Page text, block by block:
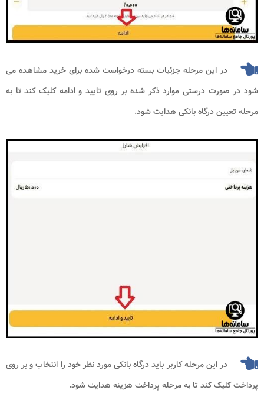
در این مرحله جزئیات بسته درخواست شده برای خرید مشاهده می
شود در صورت درستی موارد ذکر شده بر روی تایید و ادامه کلیک کند تا به
مرحله تعیین درگاه بانکی هدایت شود.
در این مرحله کاربر باید درگاه بانکی مورد نظر خود را انتخاب و بر روی
پرداخت کلیک کند تا به مرحله پرداخت هزینه هدایت شود.